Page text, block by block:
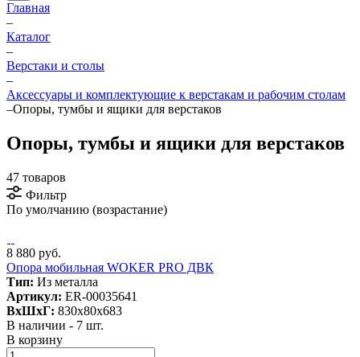
Главная
–
Каталог
–
Верстаки и столы
–
Аксессуары и комплектующие к верстакам и рабочим столам
–Опоры, тумбы и ящики для верстаков
Опоры, тумбы и ящики для верстаков
47 товаров
Фильтр
По умолчанию (возрастание)
8 880 руб.
Опора мобильная WOKER PRO ДВК
Тип: Из металла
Артикул: ER-00035641
ВxШxГ: 830x80x683
В наличии - 7 шт.
В корзину